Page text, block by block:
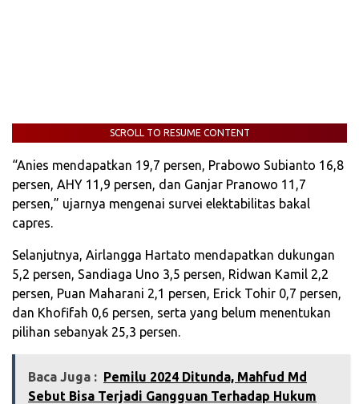
SCROLL TO RESUME CONTENT
“Anies mendapatkan 19,7 persen, Prabowo Subianto 16,8
persen, AHY 11,9 persen, dan Ganjar Pranowo 11,7
persen,” ujarnya mengenai survei elektabilitas bakal
capres.
Selanjutnya, Airlangga Hartato mendapatkan dukungan
5,2 persen, Sandiaga Uno 3,5 persen, Ridwan Kamil 2,2
persen, Puan Maharani 2,1 persen, Erick Tohir 0,7 persen,
dan Khofifah 0,6 persen, serta yang belum menentukan
pilihan sebanyak 25,3 persen.
Baca Juga : Pemilu 2024 Ditunda, Mahfud Md
Sebut Bisa Terjadi Gangguan Terhadap Hukum